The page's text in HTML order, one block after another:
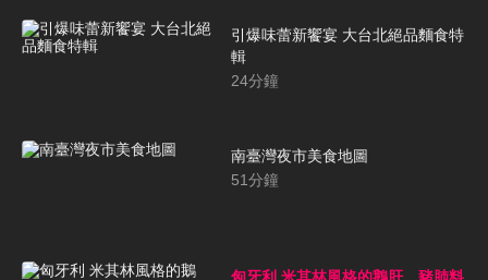
引爆味蕾新饗宴 大台北絕品麵食特
輯
24分鐘
南臺灣夜市美食地圖
51分鐘